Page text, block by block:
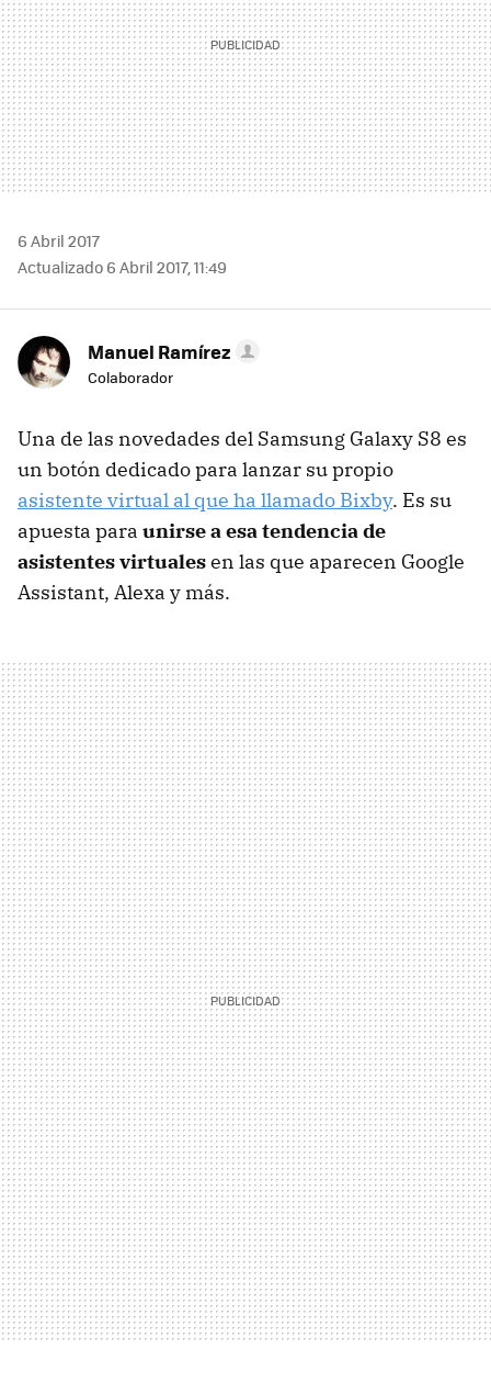
6 Abril 2017
Actualizado 6 Abril 2017, 11:49
Manuel Ramírez
Colaborador
Una de las novedades del Samsung Galaxy S8 es
un botón dedicado para lanzar su propio
asistente virtual al que ha llamado Bixby. Es su
apuesta para unirse a esa tendencia de
asistentes virtualesen las que aparecen Google
Assistant, Alexa y más.